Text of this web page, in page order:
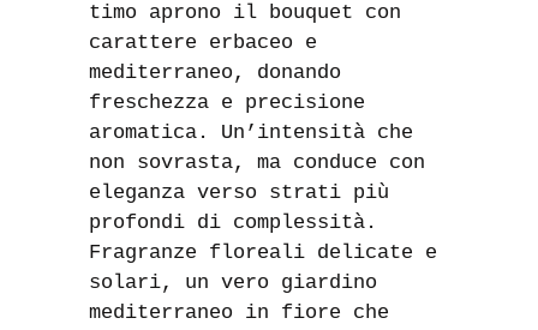
timo aprono il bouquet con
carattere erbaceo e
mediterraneo, donando
freschezza e precisione
aromatica. Un’intensità che
non sovrasta, ma conduce con
eleganza verso strati più
profondi di complessità.
Fragranze floreali delicate e
solari, un vero giardino
mediterraneo in fiore che